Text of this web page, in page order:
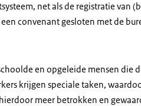
net als de registratie van
convenant gesloten met de
en opgeleide mensen die
krijgen speciale taken,
meer betrokken en